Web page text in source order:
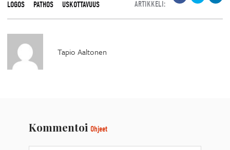
LOGOS
PATHOS USKOTTAVUUS
ARTIKKELI:
Tapio Aaltonen
Kommentoi Ohjeet